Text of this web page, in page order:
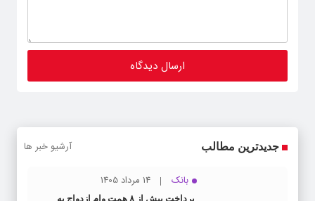
جدیدترین مطالب آرشیو خبر ها
بانک 14 مرداد 1405
پرداخت بیش از ۸ همت وام ازدواج به